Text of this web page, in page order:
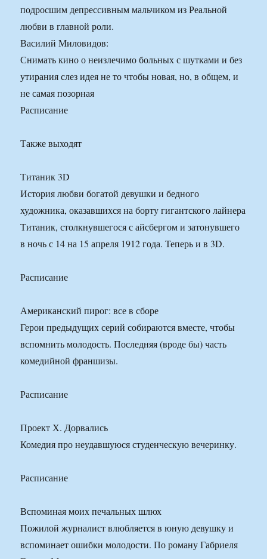
подросшим депрессивным мальчиком из Реальной
любви в главной роли.
Василий Миловидов:
Снимать кино о неизлечимо больных с шутками и без
утирания слез идея не то чтобы новая, но, в общем, и
не самая позорная
Расписание
Также выходят
Титаник 3D
История любви богатой девушки и бедного
художника, оказавшихся на борту гигантского лайнера
Титаник, столкнувшегося с айсбергом и затонувшего
в ночь с 14 на 15 апреля 1912 года. Теперь и в 3D.
Расписание
Американский пирог: все в сборе
Герои предыдущих серий собираются вместе, чтобы
вспомнить молодость. Последняя (вроде бы) часть
комедийной франшизы.
Расписание
Проект Х. Дорвались
Комедия про неудавшуюся студенческую вечеринку.
Расписание
Вспоминая моих печальных шлюх
Пожилой журналист влюбляется в юную девушку и
вспоминает ошибки молодости. По роману Габриеля